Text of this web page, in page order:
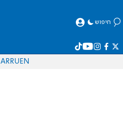
חיפוש
EN
RU
AR